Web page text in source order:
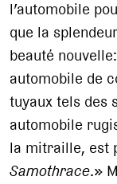
l’automobile
que la
beauté
automobile de
tuyaux tels des
automobile
la mitraille, est
Samothrace.»